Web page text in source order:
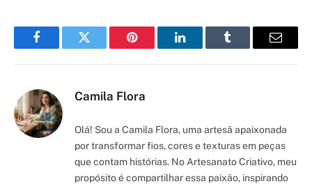
FacebookTwitter Pinterest LinkedInTumblr Email
Camila Flora
Olá! Sou a Camila Flora, uma artesã apaixonada
por transformar fios, cores e texturas em peças
que contam histórias. No Artesanato Criativo, meu
propósito é compartilhar essa paixão, inspirando